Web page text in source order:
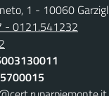
1 - 10060
- 0121.541232